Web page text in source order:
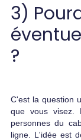
3)
?
C'est la question
que vous visez.
personnes du
ligne. L'idée est